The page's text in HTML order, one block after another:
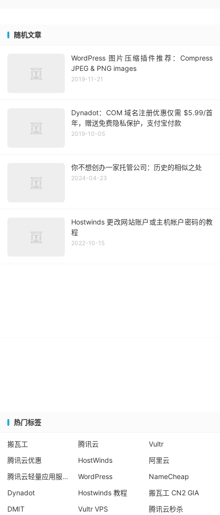
随机文章
WordPress 图片压缩插件推荐：Compress
JPEG & PNG images
2019-11-21
Dynadot：COM 域名注册优惠仅需 $5.99/首
年，赠送免费隐私保护，支付宝付款
2019-10-05
你不想创办一家托管公司：历史的相似之处
2024-04-23
Hostwinds 更改网站账户或主机帐户密码的教
程
2022-10-15
热门标签
搬瓦工 腾讯云
Vultr
腾讯云优惠
HostWinds
阿里云
腾讯云轻量应用服务器
WordPress
NameCheap
Dynadot
Hostwinds 教程
搬瓦工 CN2 GIA
DMIT
Vultr VPS 腾讯云秒杀